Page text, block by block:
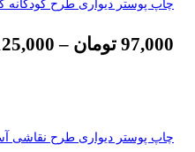
چاپ پوستر دیواری طرح کودکانه کد
97,000 تومان –
چاپ پوستر دیواری طرح نقاشی